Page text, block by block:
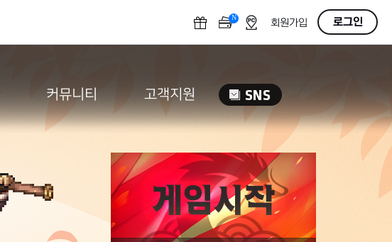
N OFF회원가입 로그인
커뮤니티 고객지원